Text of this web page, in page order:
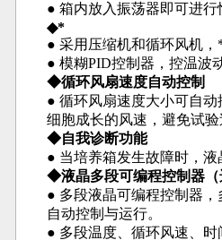
● 箱内放入振荡器即可进
◆*
● 采用压缩机和循环风机
● 模糊PID控制器，控温波
◆循环风扇速度自动控制
● 循环风扇速度大小可自
细胞成长的风速，避免试
◆自我诊断功能
● 当培养箱发生故障时，
◆液晶多段可编程控制器（
● 多段液晶可编程控制器
自动控制与运行。
● 多段温度、循环风速、